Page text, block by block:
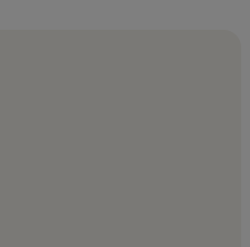
färjeterminal